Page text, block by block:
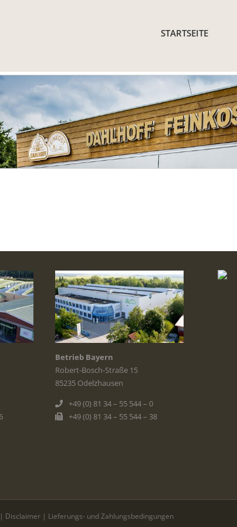
STARTSEITE
Betrieb Bayern
Robert-Bosch-Straße 15
85235 Odelzhausen
+49 (0) 81 34 – 55 544 – 0
+49 (0) 81 34 – 55 544 – 38
| Disclaimer | Lieferungs- und Zahlungsbedingungen